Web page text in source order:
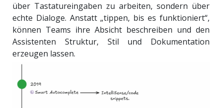
über Tastatureingaben zu arbeiten, sondern über
echte Dialoge. Anstatt „tippen, bis es funktioniert“,
können Teams ihre Absicht beschreiben und den
Assistenten Struktur, Stil und Dokumentation
erzeugen lassen.